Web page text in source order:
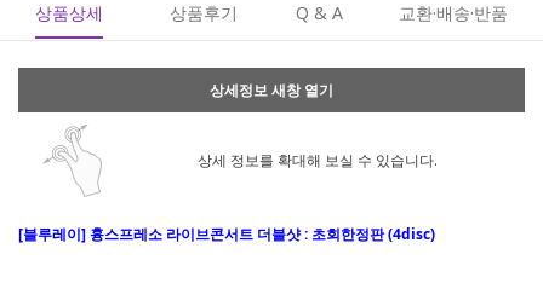
상품상세 상품후기 Q & A 교환·배송·반품
상세정보 새창 열기
상세 정보를 확대해 보실 수 있습니다.
[블루레이] 흉스프레소 라이브콘서트 더블샷 : 초회한정판 (4disc)